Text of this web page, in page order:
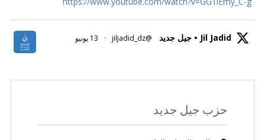
Jil Jadid • جيل جديد @jiljadid_dz
· 13 يونيو
حزب جيل جديد